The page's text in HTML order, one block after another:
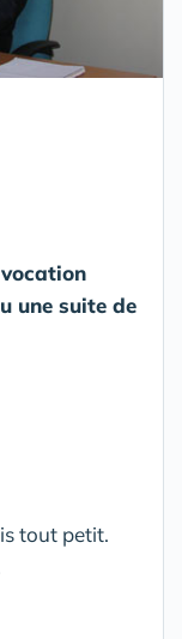
une suite de
tout petit.